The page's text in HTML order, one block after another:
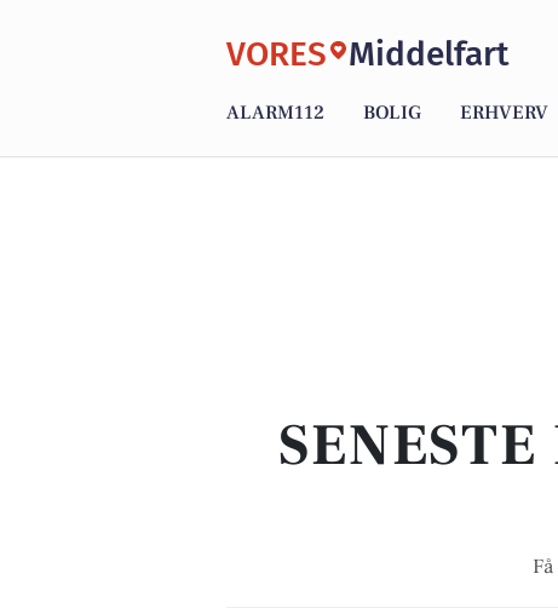
VORES Middelfart
ALARM112 BOLIG ERHVERV